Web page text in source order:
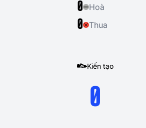
Kiến tạo
0
0 Hoà
0 Thua